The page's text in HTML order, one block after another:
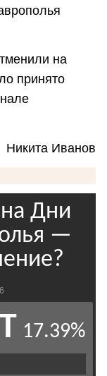
на
принято
Никита Иванов